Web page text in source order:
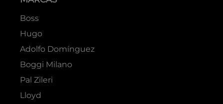
Boss
Hugo
Adolfo Domínguez
Boggi Milano
Pal Zileri
Lloyd